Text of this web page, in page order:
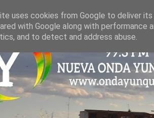
uses cookies from Google to deliver
with Google along with
and to detect and address abuse.